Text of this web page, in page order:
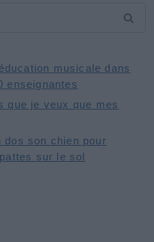
musicale dans
enseignantes
que je veux que mes
dos son chien pour
sur le sol